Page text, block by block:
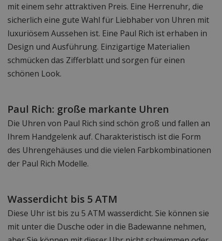
mit einem sehr attraktiven Preis. Eine Herrenuhr, die
sicherlich eine gute Wahl für Liebhaber von Uhren mit
luxuriösem Aussehen ist. Eine Paul Rich ist erhaben in
Design und Ausführung. Einzigartige Materialien
schmücken das Zifferblatt und sorgen für einen
schönen Look.
Paul Rich: große markante Uhren
Die Uhren von Paul Rich sind schön groß und fallen an
Ihrem Handgelenk auf. Charakteristisch ist die Form
des Uhrengehäuses und die vielen Farbkombinationen
der Paul Rich Modelle.
Wasserdicht bis 5 ATM
Diese Uhr ist bis zu 5 ATM wasserdicht. Sie können sie
mit unter die Dusche oder in die Badewanne nehmen,